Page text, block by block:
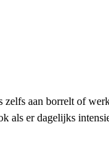
aan borrelt of
als er dagelijks